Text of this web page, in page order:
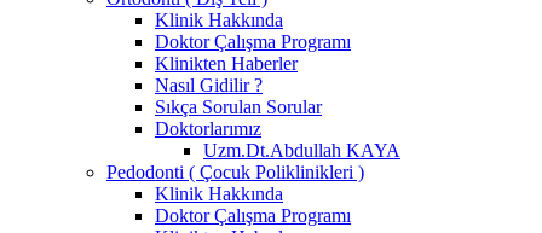
Klinik Hakkında
Doktor Çalışma Programı
Klinikten Haberler
Nasıl Gidilir ?
Sıkça Sorulan Sorular
Doktorlarımız
Uzm.Dt.Abdullah KAYA
Pedodonti ( Çocuk Poliklinikleri )
Klinik Hakkında
Doktor Çalışma Programı